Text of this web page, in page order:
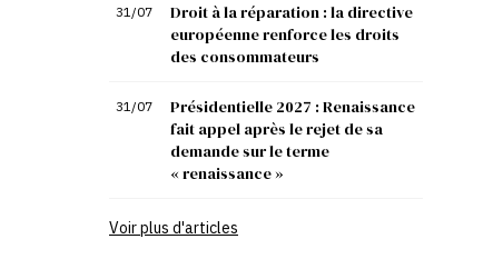
31/07
Droit à la réparation : la directive
européenne renforce les droits
des consommateurs
31/07
Présidentielle 2027 : Renaissance
fait appel après le rejet de sa
demande sur le terme
« renaissance »
Voir plus d'articles